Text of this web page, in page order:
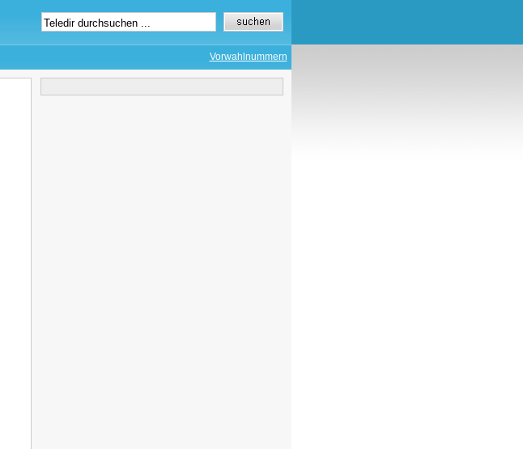
Vorwahlnummern